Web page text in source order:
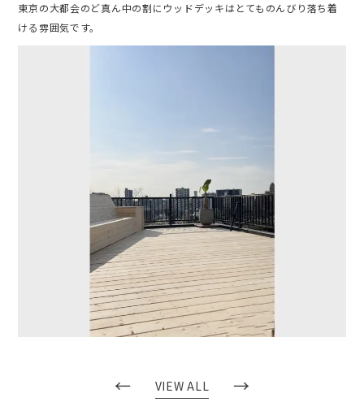
東京の大都会のど真ん中の割にウッドデッキはとてものんびり落ち着
ける雰囲気です。
← VIEW ALL →